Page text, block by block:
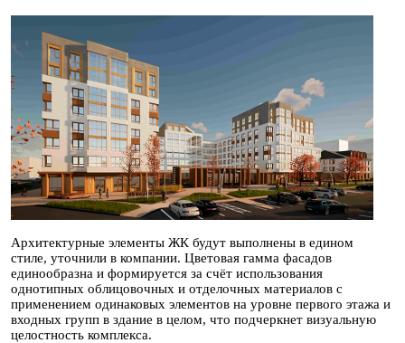
Архитектурные элементы ЖК будут выполнены в едином
стиле, уточнили в компании. Цветовая гамма фасадов
единообразна и формируется за счёт использования
однотипных облицовочных и отделочных материалов с
применением одинаковых элементов на уровне первого этажа и
входных групп в здание в целом, что подчеркнет визуальную
целостность комплекса.